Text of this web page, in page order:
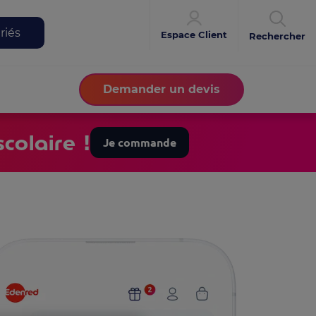
Espace Client Rechercher
Demander un devis
! Je commande